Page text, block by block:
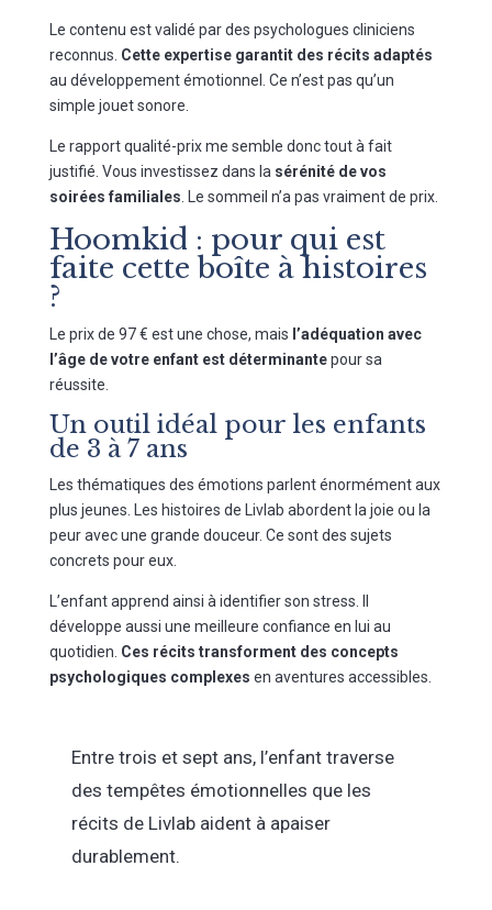
Le contenu est validé par des psychologues cliniciens
reconnus. Cette expertise garantit des récits adaptés
au développement émotionnel. Ce n’est pas qu’un
simple jouet sonore.
Le rapport qualité-prix me semble donc tout à fait
justifié. Vous investissez dans la sérénité de vos
soirées familiales . Le sommeil n’a pas vraiment de prix.
Hoomkid : pour qui est
faite cette boîte à histoires
?
Le prix de 97 € est une chose, mais l’adéquation avec
l’âge de votre enfant est déterminantepour sa
réussite.
Un outil idéal pour les enfants
de 3 à 7 ans
Les thématiques des émotions parlent énormément aux
plus jeunes. Les histoires de Livlab abordent la joie ou la
peur avec une grande douceur. Ce sont des sujets
concrets pour eux.
L’enfant apprend ainsi à identifier son stress. Il
développe aussi une meilleure confiance en lui au
quotidien. Ces récits transforment des concepts
psychologiques complexes en aventures accessibles.
Entre trois et sept ans, l’enfant traverse
des tempêtes émotionnelles que les
récits de Livlab aident à apaiser
durablement.